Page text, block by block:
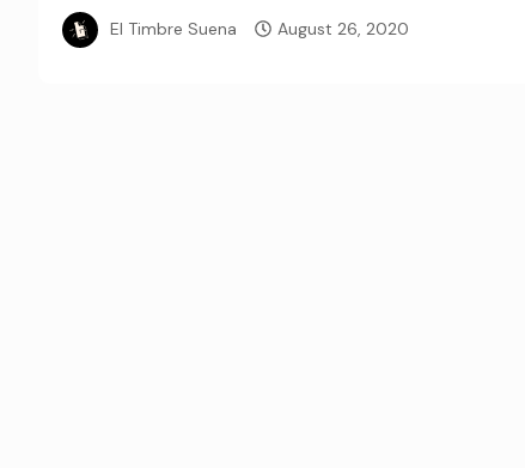
El Timbre Suena August 26, 2020